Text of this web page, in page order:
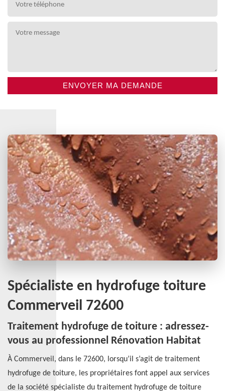
Spécialiste en hydrofuge toiture
Commerveil 72600
Traitement hydrofuge de toiture : adressez-
vous au professionnel Rénovation Habitat
À Commerveil, dans le 72600, lorsqu’il s’agit de traitement
hydrofuge de toiture, les propriétaires font appel aux services
de la société spécialiste du traitement hydrofuge de toiture